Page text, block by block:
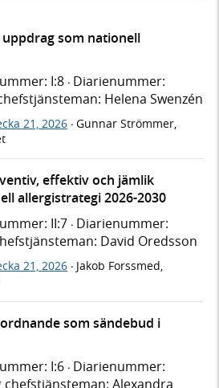
som nationell
I:8 · Diarienummer:
Helena Swenzén
21, 2026 · Gunnar Strömmer,
effektiv och jämlik
allergistrategi 2026-2030
II:7 · Diarienummer:
David Oredsson
21, 2026 · Jakob Forssmed,
som sändebud i
I:6 · Diarienummer:
chefstjänsteman: Alexandra